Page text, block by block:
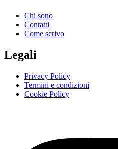
Chi sono
Contatti
Come scrivo
Legali
Privacy Policy
Termini e condizioni
Cookie Policy